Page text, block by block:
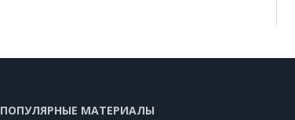
ПОПУЛЯРНЫЕ МАТЕРИАЛЫ